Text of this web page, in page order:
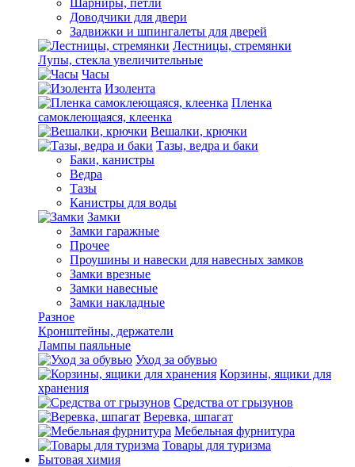
Шарниры, петли
Доводчики для двери
Задвижки и шпингалеты для дверей
Лестницы, стремянки
Лупы, стекла увеличительные
Часы
Изолента
Пленка
самоклеющаяся, клеенка
Вешалки, крючки
Тазы, ведра и баки
Баки, канистры
Ведра
Тазы
Канистры для воды
Замки
Замки гаражные
Прочее
Проушины и навески для навесных замков
Замки врезные
Замки навесные
Замки накладные
Разное
Кронштейны, держатели
Лампы паяльные
Уход за обувью
Корзины, ящики для
хранения
Средства от грызунов
Веревка, шпагат
Мебельная фурнитура
Товары для туризма
Бытовая химия